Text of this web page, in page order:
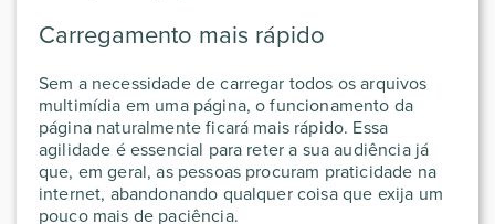
Carregamento mais rápido
Sem a necessidade de carregar todos os arquivos
multimídia em uma página, o funcionamento da
página naturalmente ficará mais rápido. Essa
agilidade é essencial para reter a sua audiência já
que, em geral, as pessoas procuram praticidade na
internet, abandonando qualquer coisa que exija um
pouco mais de paciência.